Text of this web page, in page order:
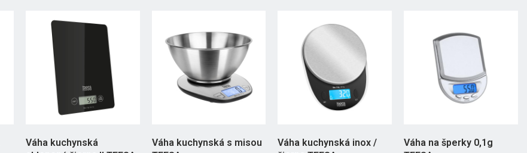
Váha kuchynská
Váha kuchynská s misou
Váha kuchynská inox /
Váha na šperky 0,1g